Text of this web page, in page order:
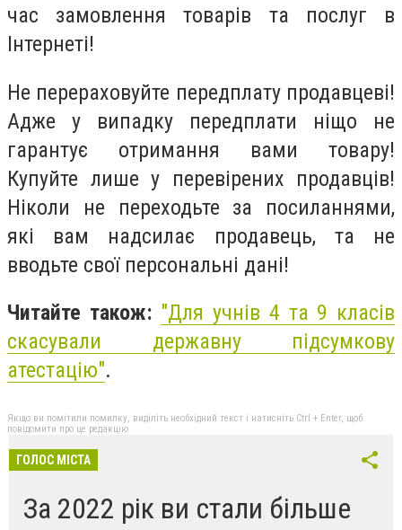
час замовлення товарів та послуг в
Інтернеті!
Не перераховуйте передплату продавцеві!
Адже у випадку передплати ніщо не
гарантує отримання вами товару!
Купуйте лише у перевірених продавців!
Ніколи не переходьте за посиланнями,
які вам надсилає продавець, та не
вводьте свої персональні дані!
Читайте також: "Для учнів 4 та 9 класів
скасували державну підсумкову
атестацію".
Якщо ви помітили помилку, виділіть необхідний текст і натисніть Ctrl + Enter, щоб
повідомити про це редакцію
ГОЛОС МІСТА
За 2022 рік ви стали більше